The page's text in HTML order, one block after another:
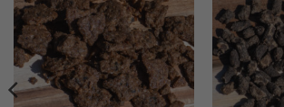
Toevoegen
aan
verlanglijst